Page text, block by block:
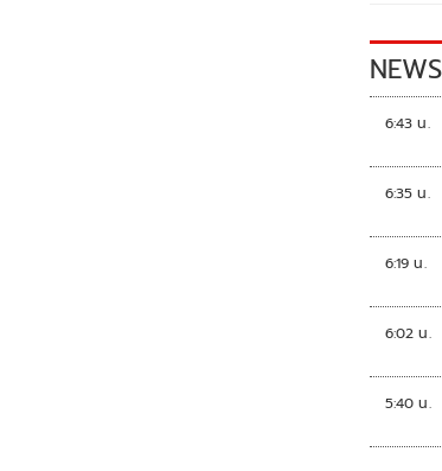
6:43 น.
6:35 น.
6:19 น.
6:02 น.
5:40 น.